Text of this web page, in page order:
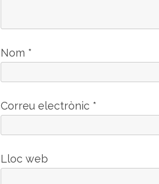
Nom *
Correu electrònic *
Lloc web